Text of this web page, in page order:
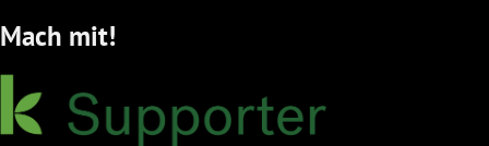
Mach mit!